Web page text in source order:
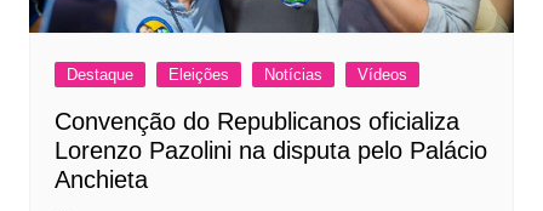
Destaque Eleições Notícias Vídeos
Convenção do Republicanos oficializa
Lorenzo Pazolini na disputa pelo Palácio
Anchieta